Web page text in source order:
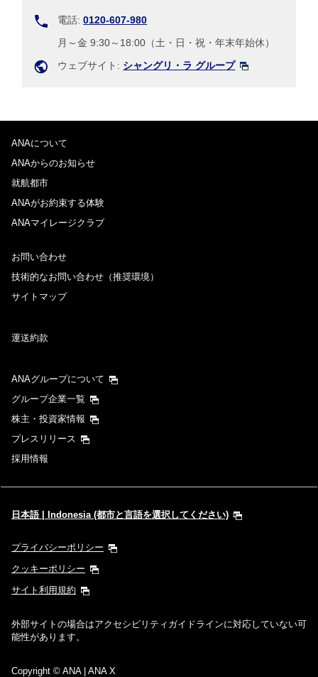
電話:0120-607-980
月～金 9:30～18:00（土・日・祝・年末年始休）
ウェブサイト: シャングリ・ラ グループ
ANAについて
ANAからのお知らせ
就航都市
ANAがお約束する体験
ANAマイレージクラブ
お問い合わせ
技術的なお問い合わせ（推奨環境）
サイトマップ
運送約款
ANAグループについて
グループ企業一覧
株主・投資家情報
プレスリリース
採用情報
日本語 | Indonesia (都市と言語を選択してください)
プライバシーポリシー
クッキーポリシー
サイト利用規約
外部サイトの場合はアクセシビリティガイドラインに対応していない可
能性があります。
Copyright © ANA | ANA X